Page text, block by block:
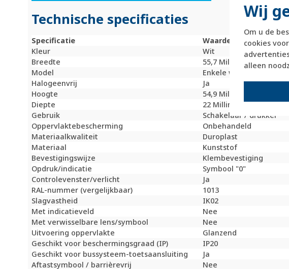
Wij
Om u de
cookies
alleen
Technische specificaties
Specificatie
Waarde
Kleur
Wit
Breedte
55,7 Millimeter (mm)
Model
Enkele wip
Halogeenvrij
Ja
Hoogte
54,9 Millimeter (mm)
Diepte
22 Millimeter (mm)
Gebruik
Schakelaar / drukker
Oppervlaktebescherming
Onbehandeld
Materiaalkwaliteit
Duroplast
Materiaal
Kunststof
Bevestigingswijze
Klembevestiging
Opdruk/indicatie
Symbool "0"
Controlevenster/verlicht
Ja
RAL-nummer (vergelijkbaar)
1013
Slagvastheid
IK02
Met indicatieveld
Nee
Met verwisselbare lens/symbool
Nee
Uitvoering oppervlakte
Glanzend
Geschikt voor beschermingsgraad (IP)
IP20
Geschikt voor bussysteem-toetsaansluiting
Ja
Aftastsymbool / barrièrevrij
Nee